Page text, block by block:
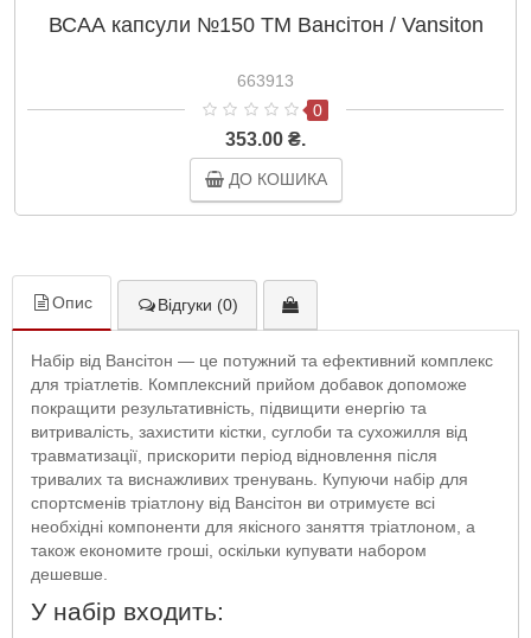
ВСАА капсули №150 ТМ Вансітон / Vansiton
663913
0
353.00 ₴.
ДО КОШИКА
Опис Відгуки (0)
Набір від Вансітон — це потужний та ефективний комплекс
для тріатлетів. Комплексний прийом добавок допоможе
покращити результативність, підвищити енергію та
витривалість, захистити кістки, суглоби та сухожилля від
травматизації, прискорити період відновлення після
тривалих та виснажливих тренувань. Купуючи набір для
спортсменів тріатлону від Вансітон ви отримуєте всі
необхідні компоненти для якісного заняття тріатлоном, а
також економите гроші, оскільки купувати набором
дешевше.
У набір входить: